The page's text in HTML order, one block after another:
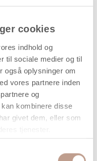
cookies
indhold og
til sociale medier og til
også oplysninger om
vores partnere inden
og
kombinere disse
givet dem, eller som
kr.ekskl. moms)
bestilling er først bindende,
når vi har bekræftet din ordre.